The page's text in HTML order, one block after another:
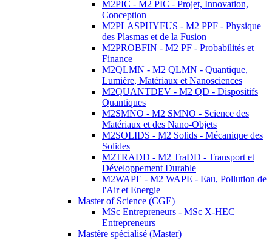
M2PIC - M2 PIC - Projet, Innovation,
Conception
M2PLASPHYFUS - M2 PPF - Physique
des Plasmas et de la Fusion
M2PROBFIN - M2 PF - Probabilités et
Finance
M2QLMN - M2 QLMN - Quantique,
Lumière, Matériaux et Nanosciences
M2QUANTDEV - M2 QD - Dispositifs
Quantiques
M2SMNO - M2 SMNO - Science des
Matériaux et des Nano-Objets
M2SOLIDS - M2 Solids - Mécanique des
Solides
M2TRADD - M2 TraDD - Transport et
Développement Durable
M2WAPE - M2 WAPE - Eau, Pollution de
l'Air et Energie
Master of Science (CGE)
MSc Entrepreneurs - MSc X-HEC
Entrepreneurs
Mastère spécialisé (Master)